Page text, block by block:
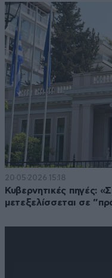
20·05·2026 15:18
Κυβερνητικές πηγές:
μετεξελίσσεται σε